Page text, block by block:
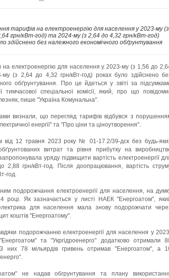
тарифів на електроенергію для населення у 2023-му (з
грн/кВт-год) та 2024-му (з 2,64 до 4,32 грн/кВт-год)
здійснено без належного економічного обґрунтування
на електроенергію для населення у 2023-му (з 1,56 до
му (з 2,64 до 4,32 грн/кВт-год) роках було здійснено
обґрунтування. Про це йдеться у звіті за
тимчасової спеціальної комісії, який, про що
пише "Україна Комунальна".
визнали, що перегляд тарифів відбувся з
енергії" та "Про ціни та ціноутворення".
від 12 травня 2023 року № 01-17.2/39-дск без будь-
витрат та рівня прибутку на
уряду підвищити вартість електроенергії
2,88 грн/кВт-год. Після доопрацювання, вартість
год.
подорожчання електроенергії для населення, на
році. Як зазначається у листі НАЕК "Енергоатом",
для населення мала знову подорожчати
коштів "Енергоатому".
подорожчанню електроенергії для населення у
та "Укргідроенерго" додатково отримали
З них 78 мільярдів гривень отримав "Енергоатом", а
не надав обгрунтування та плану